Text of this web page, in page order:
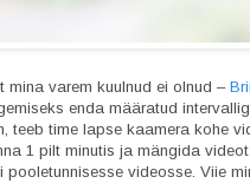
mina varem kuulnud ei olnud –
enda määratud
teeb time lapse kaamera kohe
1 pilt minutis ja mängida
videosse. Viie